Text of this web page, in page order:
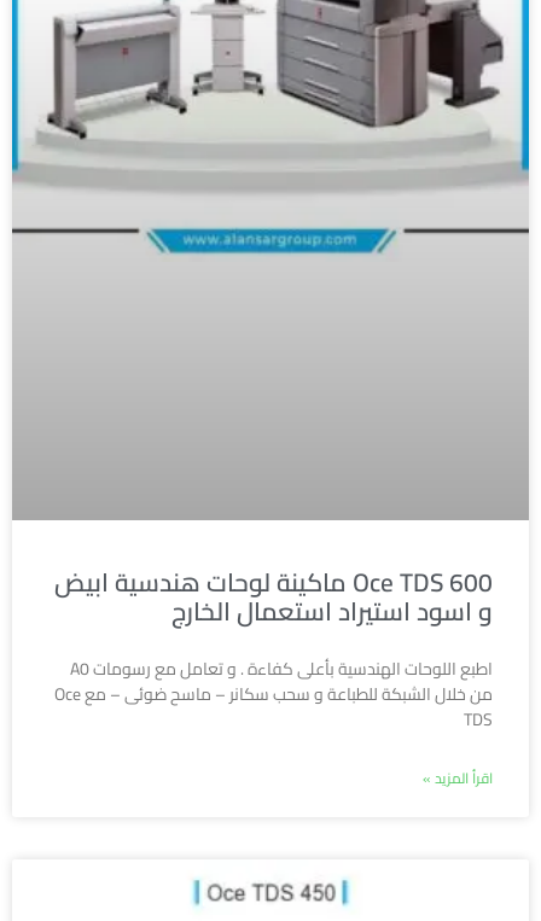
Oce TDS 600 ماكينة لوحات هندسية ابيض
و اسود استيراد استعمال الخارج
اطبع اللوحات الهندسية بأعلى كفاءة . و تعامل مع رسومات A0
من خلال الشبكة للطباعة و سحب سكانر – ماسح ضوئى – مع Oce
TDS
اقرأ المزيد »